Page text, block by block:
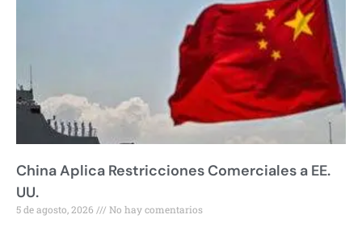
China Aplica Restricciones Comerciales a EE.
UU.
5 de agosto, 2026 No hay comentarios